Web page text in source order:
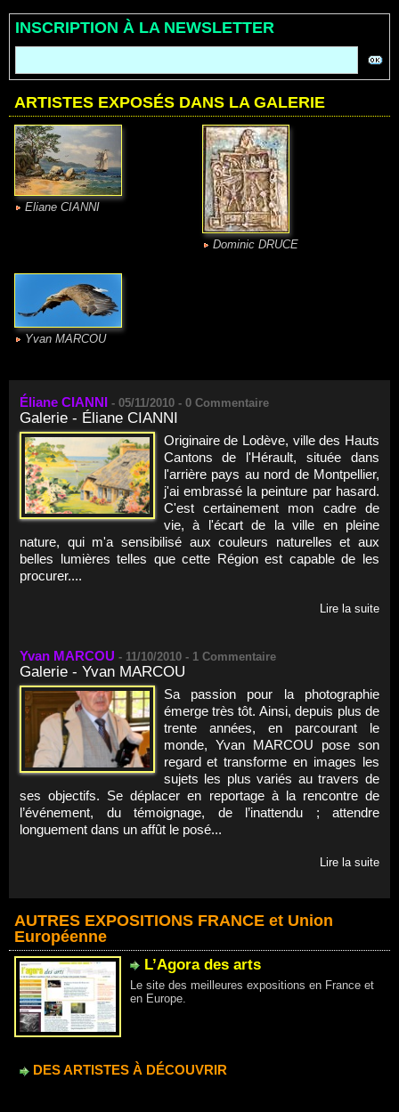
INSCRIPTION À LA NEWSLETTER
ARTISTES EXPOSÉS DANS LA GALERIE
Eliane CIANNI
Dominic DRUCE
Yvan MARCOU
Éliane CIANNI - 05/11/2010 - 0 Commentaire
Galerie - Éliane CIANNI
Originaire de Lodève, ville des Hauts
Cantons de l'Hérault, située dans
l'arrière pays au nord de Montpellier,
j'ai embrassé la peinture par hasard.
C'est certainement mon cadre de
vie, à l'écart de la ville en pleine
nature, qui m'a sensibilisé aux couleurs naturelles et aux
belles lumières telles que cette Région est capable de les
procurer....
Lire la suite
Yvan MARCOU - 11/10/2010 - 1 Commentaire
Galerie - Yvan MARCOU
Sa passion pour la photographie
émerge très tôt. Ainsi, depuis plus de
trente années, en parcourant le
monde, Yvan MARCOU pose son
regard et transforme en images les
sujets les plus variés au travers de
ses objectifs. Se déplacer en reportage à la rencontre de
l’événement, du témoignage, de l’inattendu ; attendre
longuement dans un affût le posé...
Lire la suite
AUTRES EXPOSITIONS FRANCE et Union
Européenne
L’Agora des arts
Le site des meilleures expositions en France et
en Europe.
DES ARTISTES À DÉCOUVRIR